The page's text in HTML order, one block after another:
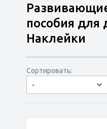
пособия для
Наклейки
Сортировать:
-
по дате
по популярности
сначала дешёвые
сначала дорогие